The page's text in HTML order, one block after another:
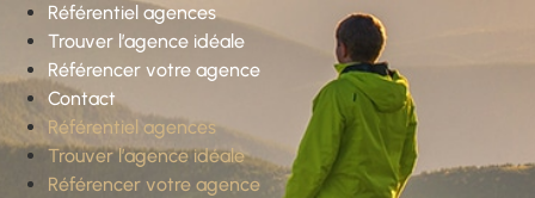
Référentiel agences
Trouver l’agence idéale
Référencer votre agence
Contact
Référentiel agences
Trouver l’agence idéale
Référencer votre agence